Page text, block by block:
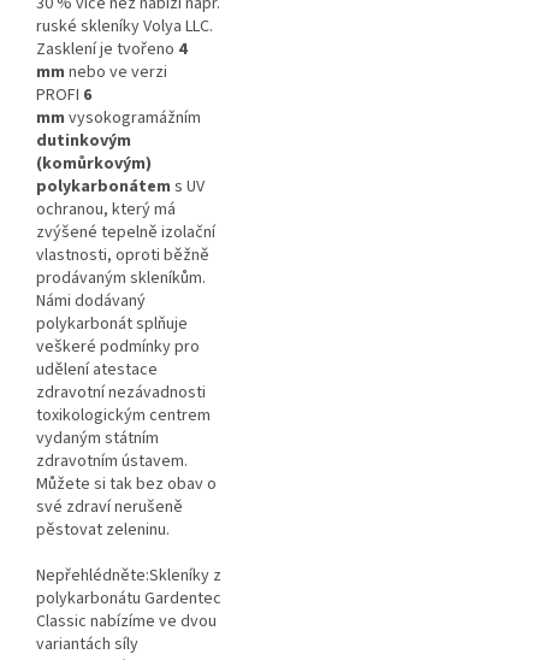
ruské skleníky Volya LLC.
Zasklení je tvořeno 4
mm nebo ve verzi
PROFI 6
mm vysokogramážním
dutinkovým
(komůrkovým)
polykarbonátem s UV
ochranou, který má
zvýšené tepelně izolační
vlastnosti, oproti běžně
prodávaným skleníkům.
Námi dodávaný
polykarbonát splňuje
veškeré podmínky pro
udělení atestace
zdravotní nezávadnosti
toxikologickým centrem
vydaným státním
zdravotním ústavem.
Můžete si tak bez obav o
své zdraví nerušeně
pěstovat zeleninu.
Nepřehlédněte:Skleníky z
polykarbonátu Gardentec
Classic nabízíme ve dvou
variantách síly